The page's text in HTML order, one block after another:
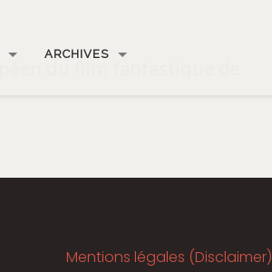
ARCHIVES
Mentions légales (Disclaimer)